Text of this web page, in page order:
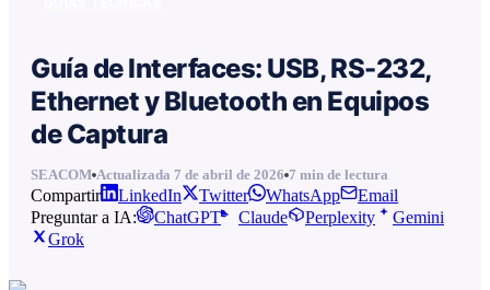
Guía de Interfaces: USB, RS-232,
Ethernet y Bluetooth en Equipos
de Captura
SEACOM Actualizada 7 de abril de 2026 7 min de lectura
Compartir LinkedIn Twitter WhatsApp
Email
Preguntar a IA:
ChatGPT Claude Perplexity
Gemini
Grok